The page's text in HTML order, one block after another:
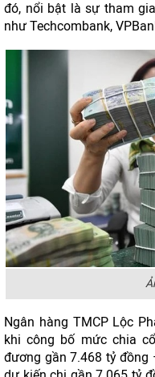
đó, nổi bật là sự tham
như Techcombank,
Ngân hàng TMCP Lộc
khi công bố mức chia
đương gần 7.468 tỷ đồng